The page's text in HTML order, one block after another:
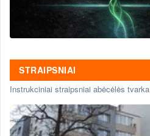
STRAIPSNIAI
Instrukciniai straipsniai abėcėlės tvarka